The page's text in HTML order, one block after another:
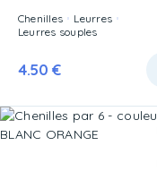
Chenilles
Leurres
Leurres souples
4.50€